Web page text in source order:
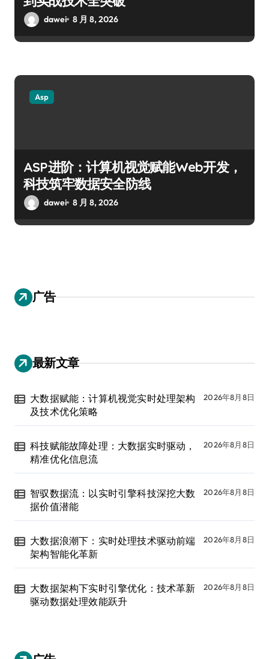
dawei 8 月 8, 2026
Asp
ASP进阶：计算机视觉赋能Web开发，
科技筑牢数据安全防线
dawei 8 月 8, 2026
广告
最新文章
大数据赋能：计算机视觉实时处理架构
及技术优化策略
2026年8月8日
科技赋能故障处理：大数据实时驱动，
精准优化信息流
2026年8月8日
智驭数据流：以实时引擎科技深挖大数
据价值潜能
2026年8月8日
大数据浪潮下：实时处理技术驱动前端
架构智能化革新
2026年8月8日
大数据架构下实时引擎优化：技术革新
驱动数据处理效能跃升
2026年8月8日